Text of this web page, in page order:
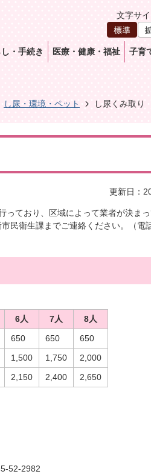
文字サ
し・手続き 医療・健康・福祉 子育
し尿・環境・ペット し尿くみ取り
更新日：
っており、区域によって業者が決ま
民衛生課までご連絡ください。（電
6人 7人
8人
650 650
650
1,500 1,750
2,000
2,150 2,400 2,650
52-2982